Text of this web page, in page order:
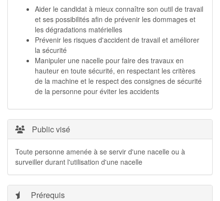
Aider le candidat à mieux connaître son outil de travail
et ses possibilités afin de prévenir les dommages et
les dégradations matérielles
Prévenir les risques d'accident de travail et améliorer
la sécurité
Manipuler une nacelle pour faire des travaux en
hauteur en toute sécurité, en respectant les critères
de la machine et le respect des consignes de sécurité
de la personne pour éviter les accidents
Public visé
Toute personne amenée à se servir d'une nacelle ou à
surveiller durant l'utilisation d'une nacelle
Prérequis